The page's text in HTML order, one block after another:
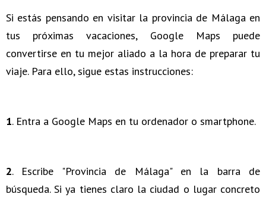
Si estás pensando en visitar la provincia de Málaga en
tus próximas vacaciones, Google Maps puede
convertirse en tu mejor aliado a la hora de preparar tu
viaje. Para ello, sigue estas instrucciones:
1. Entra a Google Maps en tu ordenador o smartphone.
2. Escribe "Provincia de Málaga" en la barra de
búsqueda. Si ya tienes claro la ciudad o lugar concreto